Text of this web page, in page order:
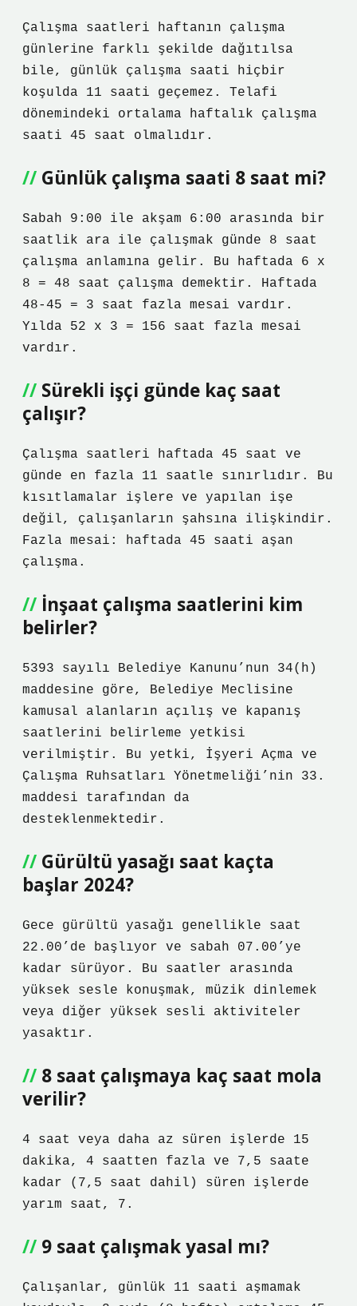
Çalışma saatleri haftanın çalışma
günlerine farklı şekilde dağıtılsa
bile, günlük çalışma saati hiçbir
koşulda 11 saati geçemez. Telafi
dönemindeki ortalama haftalık çalışma
saati 45 saat olmalıdır.
Günlük çalışma saati 8 saat mi?
Sabah 9:00 ile akşam 6:00 arasında bir
saatlik ara ile çalışmak günde 8 saat
çalışma anlamına gelir. Bu haftada 6 x
8 = 48 saat çalışma demektir. Haftada
48-45 = 3 saat fazla mesai vardır.
Yılda 52 x 3 = 156 saat fazla mesai
vardır.
Sürekli işçi günde kaç saat
çalışır?
Çalışma saatleri haftada 45 saat ve
günde en fazla 11 saatle sınırlıdır. Bu
kısıtlamalar işlere ve yapılan işe
değil, çalışanların şahsına ilişkindir.
Fazla mesai: haftada 45 saati aşan
çalışma.
İnşaat çalışma saatlerini kim
belirler?
5393 sayılı Belediye Kanunu’nun 34(h)
maddesine göre, Belediye Meclisine
kamusal alanların açılış ve kapanış
saatlerini belirleme yetkisi
verilmiştir. Bu yetki, İşyeri Açma ve
Çalışma Ruhsatları Yönetmeliği’nin 33.
maddesi tarafından da
desteklenmektedir.
Gürültü yasağı saat kaçta
başlar 2024?
Gece gürültü yasağı genellikle saat
22.00’de başlıyor ve sabah 07.00’ye
kadar sürüyor. Bu saatler arasında
yüksek sesle konuşmak, müzik dinlemek
veya diğer yüksek sesli aktiviteler
yasaktır.
8 saat çalışmaya kaç saat mola
verilir?
4 saat veya daha az süren işlerde 15
dakika, 4 saatten fazla ve 7,5 saate
kadar (7,5 saat dahil) süren işlerde
yarım saat, 7.
9 saat çalışmak yasal mı?
Çalışanlar, günlük 11 saati aşmamak